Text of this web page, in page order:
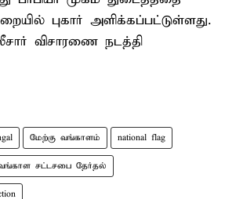
புகார் அளிக்கப்பட்டுள்ளது.
விசாரணை நடத்தி
மேற்கு வங்காளம் national flag
சட்டசபை தேர்தல்